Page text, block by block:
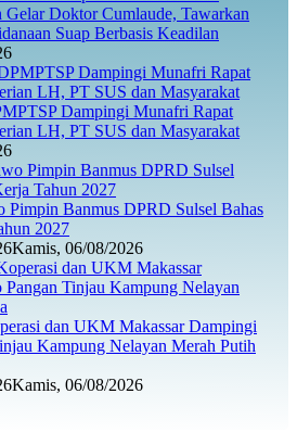
Doktor Cumlaude, Tawarkan
Suap Berbasis Keadilan
Dampingi Munafri Rapat
LH, PT SUS dan Masyarakat
Pimpin Banmus DPRD Sulsel Bahas
2027
Kamis, 06/08/2026
dan UKM Makassar Dampingi
Kampung Nelayan Merah Putih
Kamis, 06/08/2026